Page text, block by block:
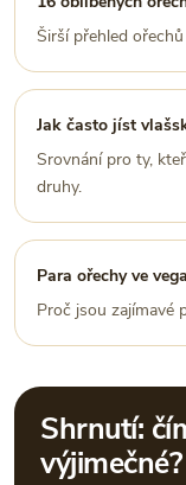
Širší přehled
Jak často jíst
Srovnání pro ty,
druhy.
Para ořechy ve
Proč jsou zajímavé
Shrnutí:
výjimečné?